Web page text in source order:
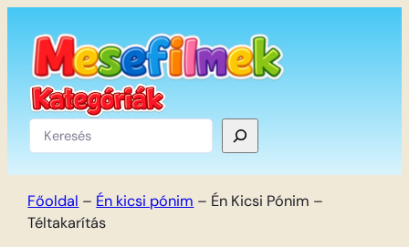
tartalomhoz
Keresés
Főoldal – Én kicsi pónim – Én Kicsi Pónim –
Téltakarítás